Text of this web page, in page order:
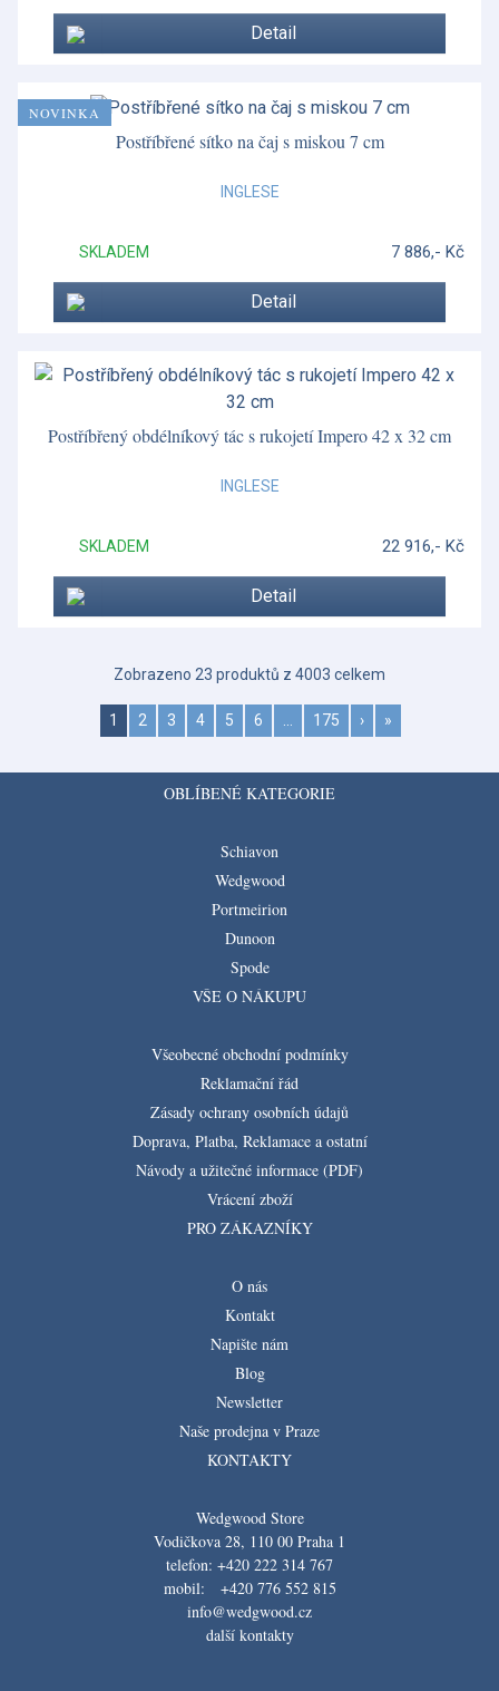
Detail
Postříbřené sítko na čaj s miskou 7 cm
INGLESE
SKLADEM 7 886,- Kč
Detail
NOVINKA
Postříbřený obdélníkový tác s rukojetí Impero 42 x 32 cm
INGLESE
SKLADEM 22 916,- Kč
Detail
Zobrazeno 23 produktů z 4003 celkem
1 2 3 4 5 6 175 › »
OBLÍBENÉ KATEGORIE
Schiavon
Wedgwood
Portmeirion
Dunoon
Spode
VŠE O NÁKUPU
Všeobecné obchodní podmínky
Reklamační řád
Zásady ochrany osobních údajů
Doprava, Platba, Reklamace a ostatní
Návody a užitečné informace (PDF)
Vrácení zboží
PRO ZÁKAZNÍKY
O nás
Kontakt
Napište nám
Blog
Newsletter
Naše prodejna v Praze
KONTAKTY
Wedgwood Store
Vodičkova 28, 110 00 Praha 1
telefon: +420 222 314 767
mobil: +420 776 552 815
info@wedgwood.cz
další kontakty